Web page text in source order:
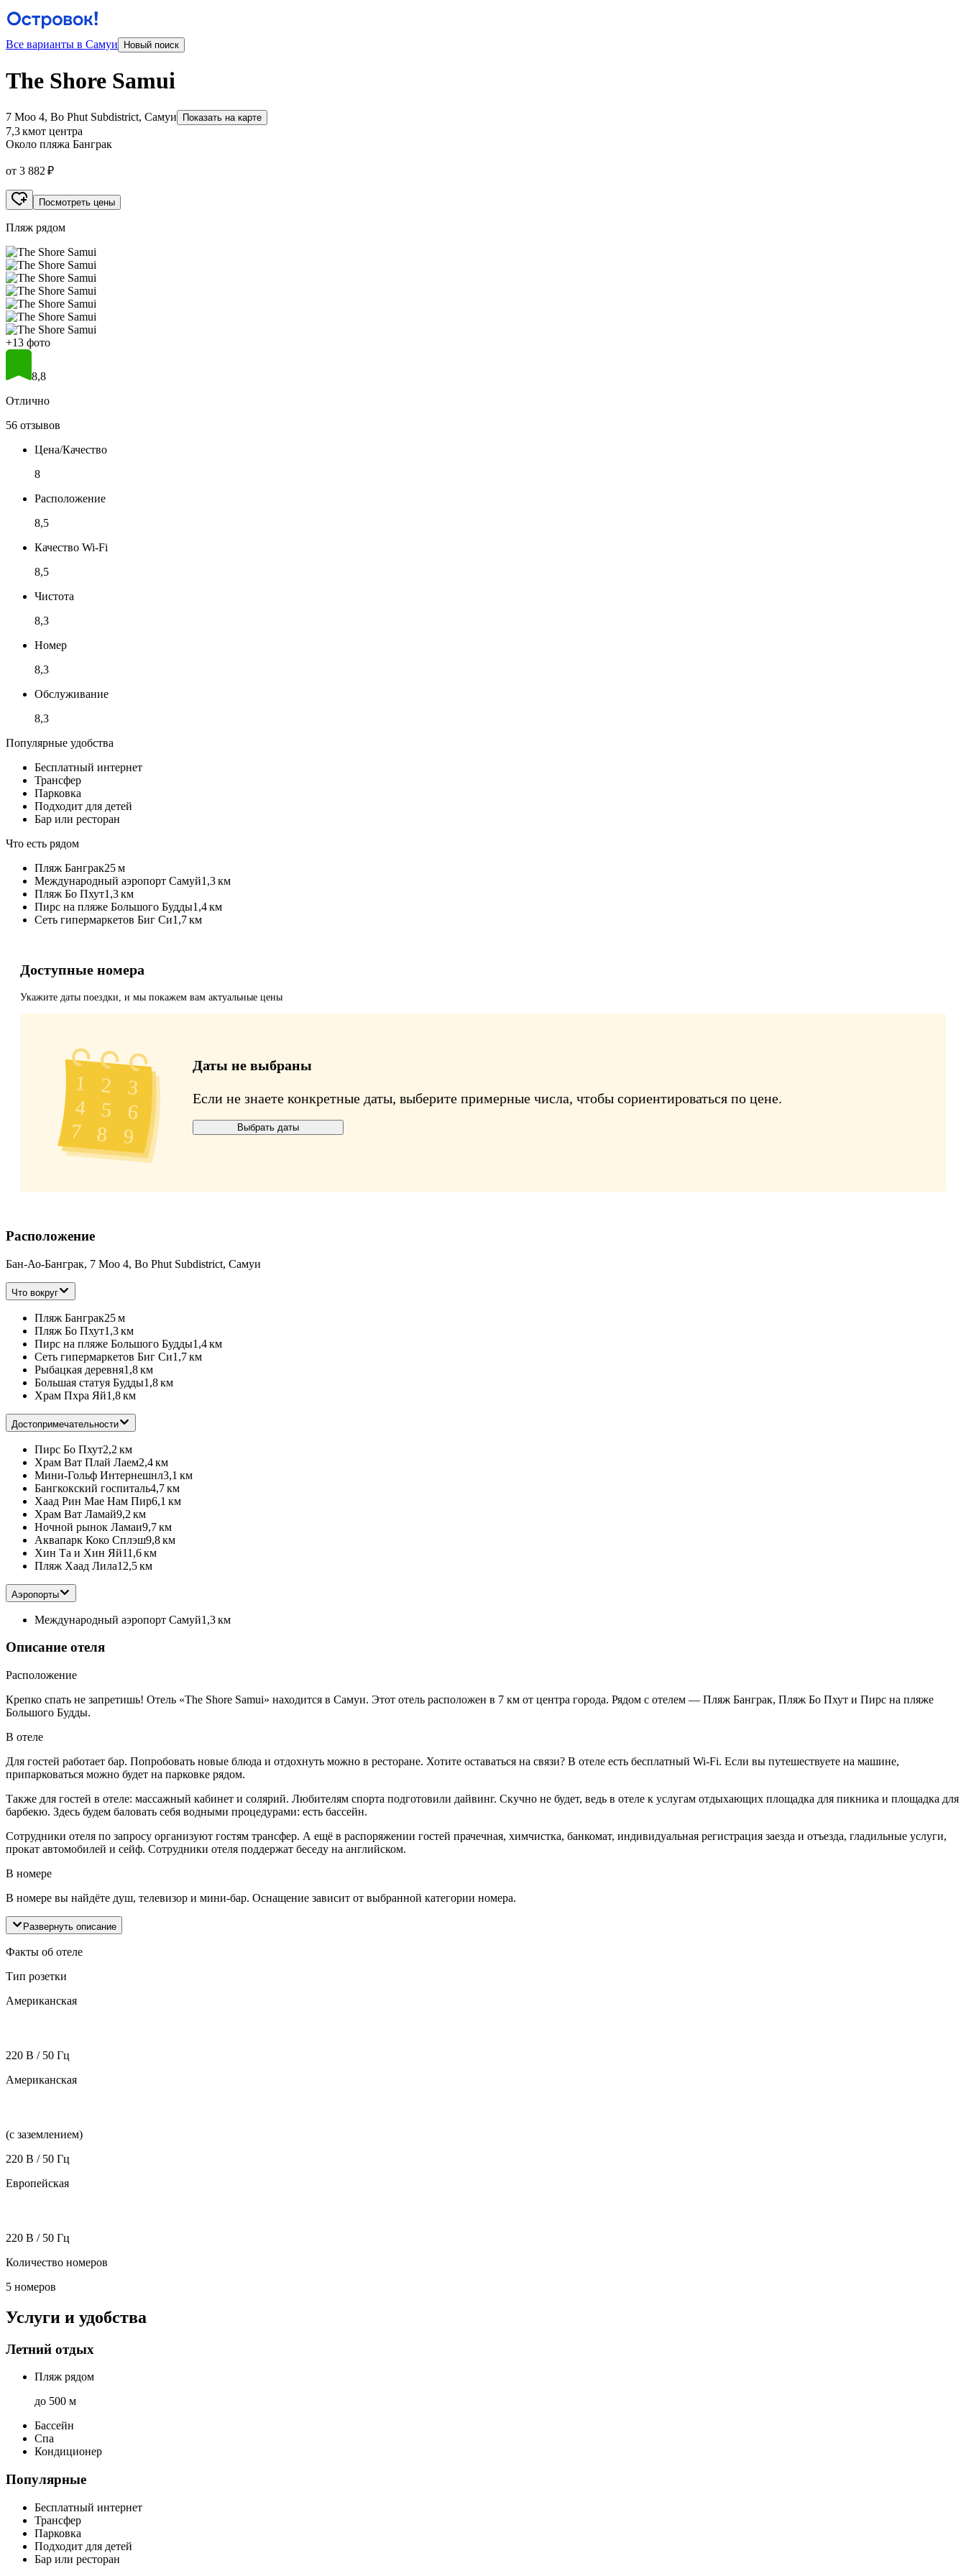
Все варианты в Самуи Новый поиск
The Shore Samui
7 Moo 4, Bo Phut Subdistrict, Самуи Показать на карте
7,3 кмот центра
Около пляжа Банграк
от 3 882 ₽
Посмотреть цены
Пляж рядом
+13 фото
8,8
Отлично
56 отзывов
Цена/Качество
8
Расположение
8,5
Качество Wi-Fi
8,5
Чистота
8,3
Номер
8,3
Обслуживание
8,3
Популярные удобства
Бесплатный интернет
Трансфер
Парковка
Подходит для детей
Бар или ресторан
Что есть рядом
Пляж Банграк25 м
Международный аэропорт Самуй1,3 км
Пляж Бо Пхут1,3 км
Пирс на пляже Большого Будды1,4 км
Сеть гипермаркетов Биг Си1,7 км
Доступные номера
Укажите даты поездки, и мы покажем вам актуальные цены
Даты не выбраны
Если не знаете конкретные даты, выберите примерные числа, чтобы сориентироваться по цене.
Выбрать даты
Расположение
Бан-Ао-Банграк, 7 Moo 4, Bo Phut Subdistrict, Самуи
Что вокруг
Пляж Банграк25 м
Пляж Бо Пхут1,3 км
Пирс на пляже Большого Будды1,4 км
Сеть гипермаркетов Биг Си1,7 км
Рыбацкая деревня1,8 км
Большая статуя Будды1,8 км
Храм Пхра Яй1,8 км
Достопримечательности
Пирс Бо Пхут2,2 км
Храм Ват Плай Лаем2,4 км
Мини-Гольф Интернешнл3,1 км
Бангкокский госпиталь4,7 км
Хаад Рин Мае Нам Пир6,1 км
Храм Ват Ламай9,2 км
Ночной рынок Ламаи9,7 км
Аквапарк Коко Сплэш9,8 км
Хин Та и Хин Яй11,6 км
Пляж Хаад Лила12,5 км
Аэропорты
Международный аэропорт Самуй1,3 км
Описание отеля
Расположение
Крепко спать не запретишь! Отель «The Shore Samui» находится в Самуи. Этот отель расположен в 7 км от центра города. Рядом с отелем — Пляж Банграк, Пляж Бо Пхут и Пирс на пляже
Большого Будды.
В отеле
Для гостей работает бар. Попробовать новые блюда и отдохнуть можно в ресторане. Хотите оставаться на связи? В отеле есть бесплатный Wi-Fi. Если вы путешествуете на машине,
припарковаться можно будет на парковке рядом.
Также для гостей в отеле: массажный кабинет и солярий. Любителям спорта подготовили дайвинг. Скучно не будет, ведь в отеле к услугам отдыхающих площадка для пикника и площадка для
барбекю. Здесь будем баловать себя водными процедурами: есть бассейн.
Сотрудники отеля по запросу организуют гостям трансфер. А ещё в распоряжении гостей прачечная, химчистка, банкомат, индивидуальная регистрация заезда и отъезда, гладильные услуги,
прокат автомобилей и сейф. Сотрудники отеля поддержат беседу на английском.
В номере
В номере вы найдёте душ, телевизор и мини-бар. Оснащение зависит от выбранной категории номера.
Развернуть описание
Факты об отеле
Тип розетки
Американская
220 В / 50 Гц
Американская
(с заземлением)
220 В / 50 Гц
Европейская
220 В / 50 Гц
Количество номеров
5 номеров
Услуги и удобства
Летний отдых
Пляж рядом
до 500 м
Бассейн
Спа
Кондиционер
Популярные
Бесплатный интернет
Трансфер
Парковка
Подходит для детей
Бар или ресторан